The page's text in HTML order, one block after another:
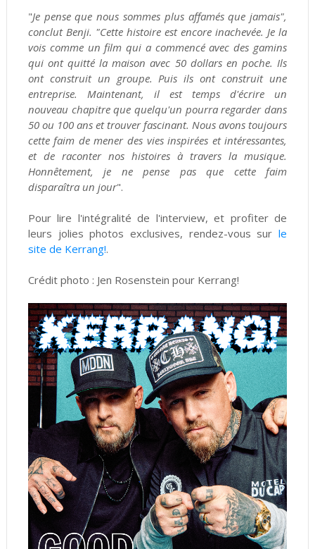
"Je pense que nous sommes plus affamés que jamais",
conclut Benji. "Cette histoire est encore inachevée. Je la
vois comme un film qui a commencé avec des gamins
qui ont quitté la maison avec 50 dollars en poche. Ils
ont construit un groupe. Puis ils ont construit une
entreprise. Maintenant, il est temps d'écrire un
nouveau chapitre que quelqu'un pourra regarder dans
50 ou 100 ans et trouver fascinant. Nous avons toujours
cette faim de mener des vies inspirées et intéressantes,
et de raconter nos histoires à travers la musique.
Honnêtement, je ne pense pas que cette faim
disparaîtra un jour".
Pour lire l'intégralité de l'interview, et profiter de
leurs jolies photos exclusives, rendez-vous surle
site de Kerrang!.
Crédit photo : Jen Rosenstein pour Kerrang!